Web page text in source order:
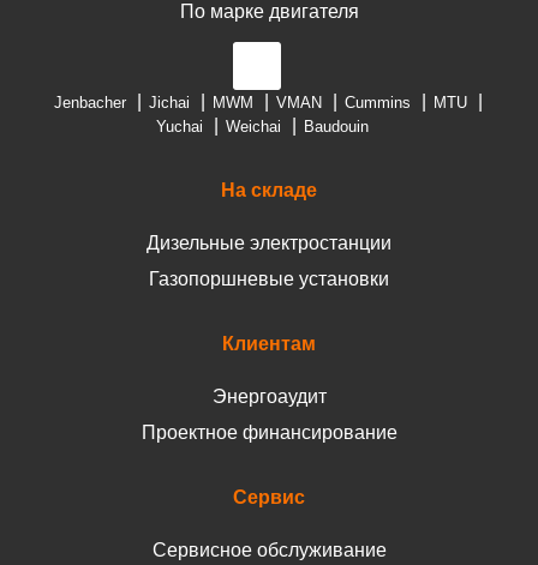
По марке двигателя
Jenbacher Jichai MWM VMAN Cummins
MTU
Yuchai
Weichai Baudouin
На складе
Дизельные электростанции
Газопоршневые установки
Клиентам
Энергоаудит
Проектное финансирование
Сервис
Сервисное обслуживание